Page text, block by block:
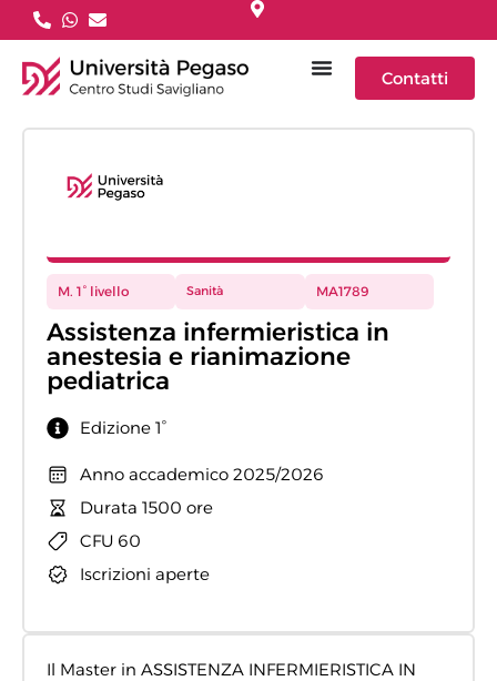
Contatti
Il Master in ASSISTENZA INFERMIERISTICA IN
M. 1° livello Sanità MA1789
Assistenza infermieristica in
anestesia e rianimazione
pediatrica
Edizione 1°
Anno accademico 2025/2026
Durata 1500 ore
CFU 60
Iscrizioni aperte